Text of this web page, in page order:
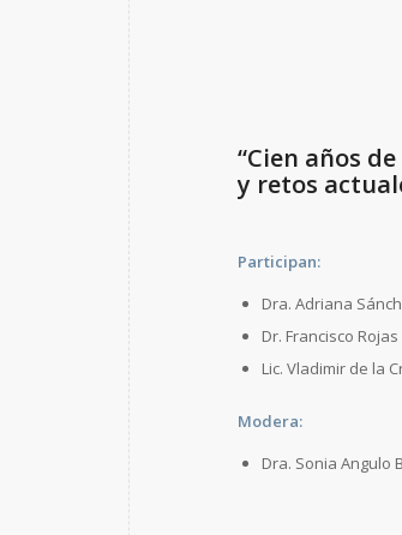
“Cien años
y retos
Participan:
Dra. Adriana
Dr. Francisco
Lic. Vladimir de la
Modera:
Dra. Sonia Angulo